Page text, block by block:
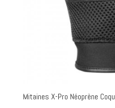
Mitaines X-Pro Néoprène Coqu